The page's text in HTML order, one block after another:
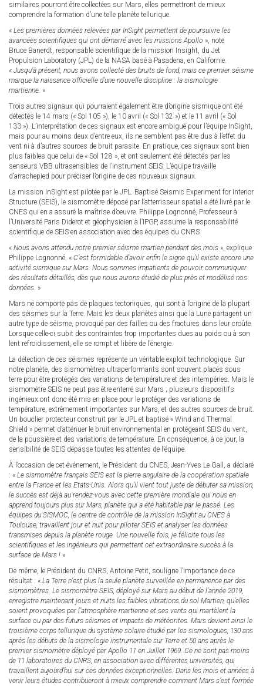
similaires pourront être collectées sur Mars, elles permettront de mieux
comprendre la formation d’une telle planète tellurique.
« Les premières données relevées par InSight permettent de poursuivre les
avancées scientifiques qui ont démarré avec les missions Apollo », note
Bruce Banerdt, responsable scientifique de la mission Insight, du Jet
Propulsion Laboratory (JPL) de la NASA basé à Pasadena, en Californie.
« Jusqu’à présent, nous avons collecté des bruits de fond, mais ce premier séisme
marque la naissance officielle d’une nouvelle discipline : la sismologie
martienne. »
Trois autres signaux qui pourraient également être d’origine sismique ont été
détectés le 14 mars (« Sol 105 »), le 10 avril (« Sol 132 ») et le 11 avril (« Sol
133 »). L’interprétation de ces signaux est encore ambiguë pour l’équipe InSight,
mais pour au moins deux d’entre eux, ils ne semblent pas être dus à l’effet du
vent ni à d’autres sources de bruit parasite. En pratique, ces signaux sont bien
plus faibles que celui de « Sol 128 », et ont seulement été détectés par les
senseurs VBB ultrasensibles de l’instrument SEIS. L’équipe travaille
d’arrachepied pour préciser l’origine de ces nouveaux signaux.
La mission InSight est pilotée par le JPL. Baptisé Seismic Experiment for Interior
Structure (SEIS), le sismomètre déposé par l’atterrisseur spatial a été livré par le
CNES qui en a assuré la maîtrise d’oeuvre. Philippe Lognonné, Professeur à
l’Université Paris Diderot et géophysicien à l’IPGP, assume la responsabilité
scientifique de SEIS en association avec des équipes du CNRS.
« Nous avons attendu notre premier séisme martien pendant des mois », explique
Philippe Lognonné. « C’est formidable d’avoir enfin le signe qu’il existe encore une
activité sismique sur Mars. Nous sommes impatients de pouvoir communiquer
des résultats détaillés, dès que nous aurons étudié de plus près et modélisé nos
données. »
Mars ne comporte pas de plaques tectoniques, qui sont à l’origine de la plupart
des séismes sur la Terre. Mais les deux planètes ainsi que la Lune partagent un
autre type de séisme, provoqué par des failles ou des fractures dans leur croûte.
Lorsque celle-ci subit des contraintes trop importantes dues au poids ou à son
lent refroidissement, elle se rompt et libère de l’énergie.
La détection de ces séismes représente un véritable exploit technologique. Sur
notre planète, des sismomètres ultraperformants sont souvent placés sous
terre pour être protégés des variations de température et des intempéries. Mais le
sismomètre SEIS ne peut pas être enterré sur Mars ; plusieurs dispositifs
ingénieux ont donc été mis en place pour le protéger des variations de
température, extrêmement importantes sur Mars, et des autres sources de bruit.
Un bouclier protecteur construit par le JPL et baptisé « Wind and Thermal
Shield » permet d’atténuer le bruit environnemental en protégeant SEIS du vent,
de la poussière et des variations de température. En conséquence, à ce jour, la
sensibilité de SEIS dépasse toutes les attentes de l’équipe.
À l’occasion de cet événement, le Président du CNES, Jean-Yves Le Gall, a déclaré
: « Le sismomètre français SEIS est la pierre angulaire de la coopération spatiale
entre la France et les Etats-Unis. Alors qu’il vient tout juste de débuter sa mission,
le succès est déjà au rendez-vous avec cette première mondiale qui nous en
apprend toujours plus sur Mars, planète qui a été habitable par le passé. Les
équipes du SISMOC, le centre de contrôle de la mission InSight au CNES à
Toulouse, travaillent jour et nuit pour piloter SEIS et analyser les données
transmises depuis la planète rouge. Une nouvelle fois, je félicite tous les
scientifiques et les ingénieurs qui permettent cet extraordinaire succès à la
surface de Mars ! »
De même, le Président du CNRS, Antoine Petit, souligne l’importance de ce
résultat : « La Terre n’est plus la seule planète surveillée en permanence par des
sismomètres. Le sismomètre SEIS, déployé sur Mars au début de l’année 2019,
enregistre maintenant jours et nuits les faibles vibrations du sol Martien, qu’elles
soient provoquées par l’atmosphère martienne et ses vents qui martèlent la
surface ou par des futurs séismes et impacts de météorites. Mars devient ainsi le
troisième corps tellurique du système solaire étudié par les sismologues, 130 ans
après les débuts de la sismologie instrumentale sur Terre et 50 ans après le
premier sismomètre déployé par Apollo 11 en Juillet 1969. Ce ne sont pas moins
de 11 laboratoires du CNRS, en association avec différentes universités, qui
travaillent aujourd’hui sur ces données exceptionnelles. Dans les mois et années à
venir leurs études contribueront à mieux comprendre comment Mars s’est formée